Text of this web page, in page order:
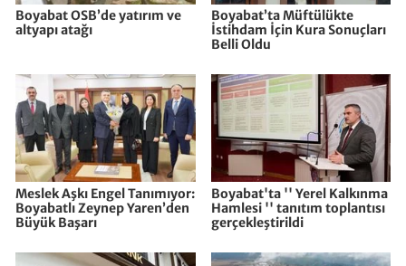
Boyabat OSB’de yatırım ve
altyapı atağı
Boyabat’ta Müftülükte
İstihdam İçin Kura Sonuçları
Belli Oldu
Meslek Aşkı Engel Tanımıyor:
Boyabatlı Zeynep Yaren’den
Büyük Başarı
Boyabat'ta '' Yerel Kalkınma
Hamlesi '' tanıtım toplantısı
gerçekleştirildi